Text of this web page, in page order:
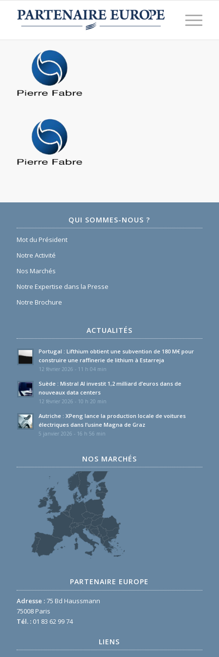
QUI SOMMES-NOUS ?
Mot du Président
Notre Activité
Nos Marchés
Notre Expertise dans la Presse
Notre Brochure
ACTUALITÉS
Portugal : Lifthium obtient une subvention de 180 M€ pour
construire une raffinerie de lithium à Estarreja
12 février 2026 - 11 h 04 min
Suède : Mistral AI investit 1,2 milliard d’euros dans de
nouveaux data centers
12 février 2026 - 10 h 20 min
Autriche : XPeng lance la production locale de voitures
électriques dans l’usine Magna de Graz
5 janvier 2026 - 16 h 56 min
NOS MARCHÉS
PARTENAIRE EUROPE
Adresse :75 Bd Haussmann
75008 Paris
Tél. :01 83 62 99 74
LIENS